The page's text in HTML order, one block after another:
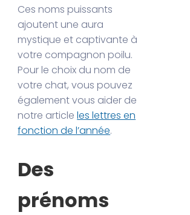
Ces noms puissants
ajoutent une aura
mystique et captivante à
votre compagnon poilu.
Pour le choix du nom de
votre chat, vous pouvez
également vous aider de
notre articleles lettres en
fonction de l’année.
Des
prénoms